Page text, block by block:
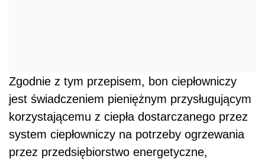
Zgodnie z tym przepisem, bon ciepłowniczy
jest świadczeniem pieniężnym przysługującym
korzystającemu z ciepła dostarczanego przez
system ciepłowniczy na potrzeby ogrzewania
przez przedsiębiorstwo energetyczne,